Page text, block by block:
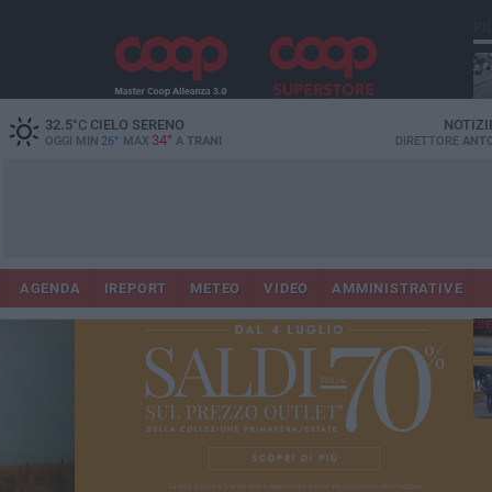
32.5°CCIELO SERENO
OGGI MIN 26° MAX 34° A TRANI DIRETTORE
AGENDA IREPORT METEO VIDEO AMMINISTRATIVE